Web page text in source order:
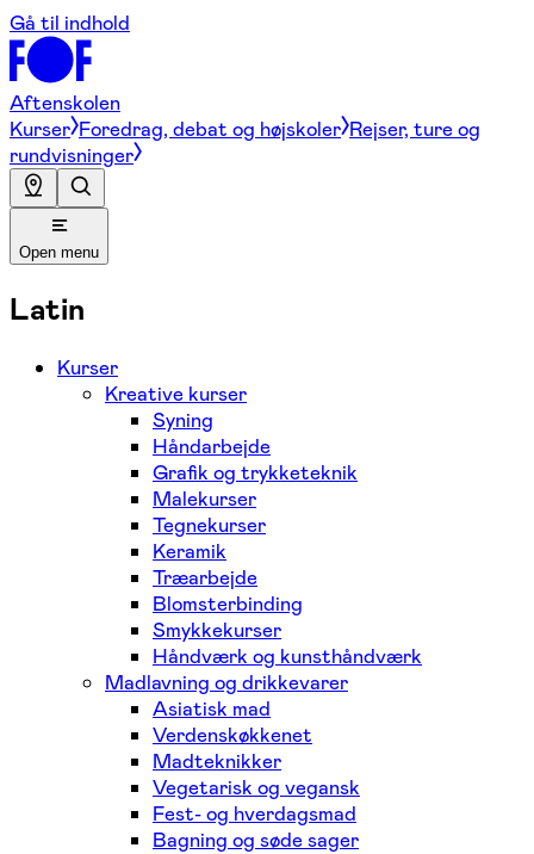
Gå til indhold
Aftenskolen
Kurser Foredrag, debat og højskoler Rejser, ture og
rundvisninger
Open menu
Latin
Kurser
Kreative kurser
Syning
Håndarbejde
Grafik og trykketeknik
Malekurser
Tegnekurser
Keramik
Træarbejde
Blomsterbinding
Smykkekurser
Håndværk og kunsthåndværk
Madlavning og drikkevarer
Asiatisk mad
Verdenskøkkenet
Madteknikker
Vegetarisk og vegansk
Fest- og hverdagsmad
Bagning og søde sager